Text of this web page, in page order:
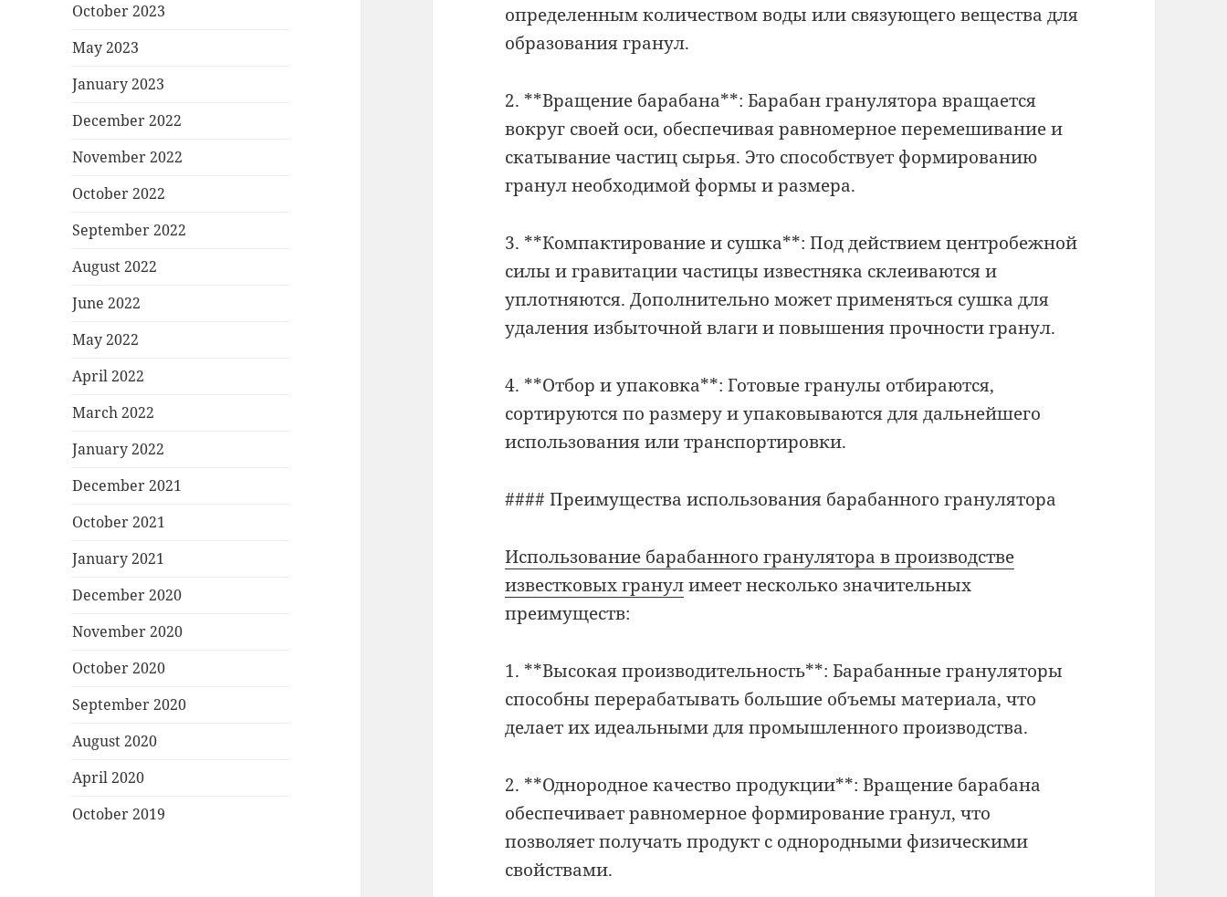
October 2023
May 2023
January 2023
December 2022
November 2022
October 2022
September 2022
August 2022
June 2022
May 2022
April 2022
March 2022
January 2022
December 2021
October 2021
January 2021
December 2020
November 2020
October 2020
September 2020
August 2020
April 2020
October 2019
определенным количеством воды или связующего вещества для
образования гранул.
2. **Вращение барабана**: Барабан гранулятора вращается
вокруг своей оси, обеспечивая равномерное перемешивание и
скатывание частиц сырья. Это способствует формированию
гранул необходимой формы и размера.
3. **Компактирование и сушка**: Под действием центробежной
силы и гравитации частицы известняка склеиваются и
уплотняются. Дополнительно может применяться сушка для
удаления избыточной влаги и повышения прочности гранул.
4. **Отбор и упаковка**: Готовые гранулы отбираются,
сортируются по размеру и упаковываются для дальнейшего
использования или транспортировки.
#### Преимущества использования барабанного гранулятора
Использование барабанного гранулятора в производстве
известковых гранулимеет несколько значительных
преимуществ:
1. **Высокая производительность**: Барабанные грануляторы
способны перерабатывать большие объемы материала, что
делает их идеальными для промышленного производства.
2. **Однородное качество продукции**: Вращение барабана
обеспечивает равномерное формирование гранул, что
позволяет получать продукт с однородными физическими
свойствами.